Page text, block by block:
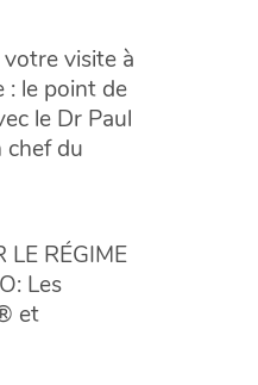
visite à
: le point de
le Dr Paul
chef du
LE RÉGIME
Les
et